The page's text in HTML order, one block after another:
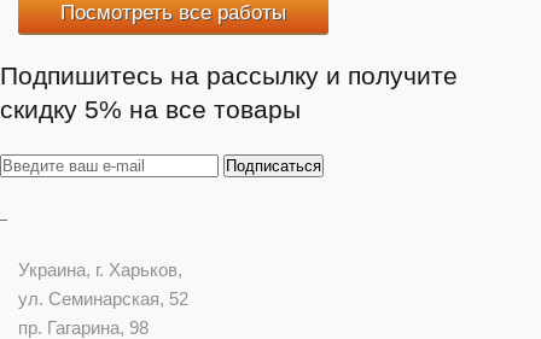
Посмотреть все работы
Подпишитесь на рассылку и получите
скидку 5% на все товары
Украина, г. Харьков,
ул. Семинарская, 52
пр. Гагарина, 98